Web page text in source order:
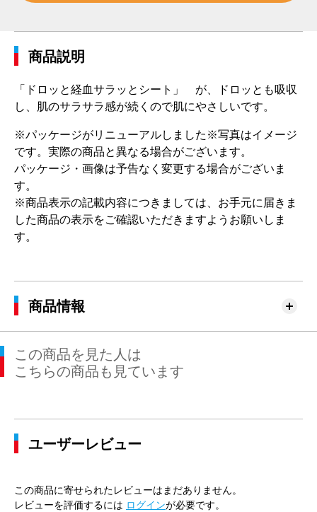
商品説明
「ドロッと経血サラッとシート」 が、ドロッとも吸収
し、肌のサラサラ感が続くので肌にやさしいです。
※パッケージがリニューアルしました※写真はイメージ
です。実際の商品と異なる場合がございます。
パッケージ・画像は予告なく変更する場合がございま
す。
※商品表示の記載内容につきましては、お手元に届きま
した商品の表示をご確認いただきますようお願いしま
す。
商品情報
この商品を見た人は
こちらの商品も見ています
ユーザーレビュー
この商品に寄せられたレビューはまだありません。
レビューを評価するには ログインが必要です。